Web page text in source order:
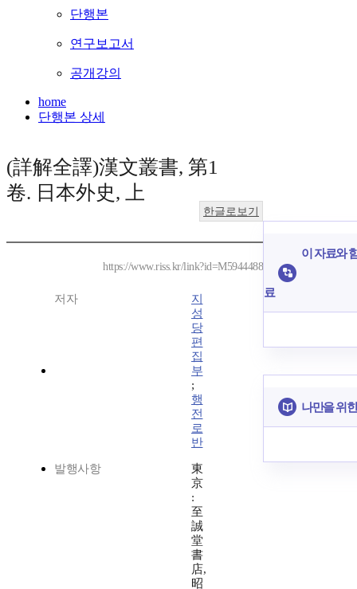
단행본
연구보고서
공개강의
home
단행본 상세
(詳解全譯)漢文叢書, 第1
卷. 日本外史, 上
한글로보기
https://www.riss.kr/link?id=M5944488
저자
지
성
당
편
집
부
;
행
전
로
반
발행사항
東
京
:
至
誠
堂
書
店,
昭
이 자료와
료
나만을 위